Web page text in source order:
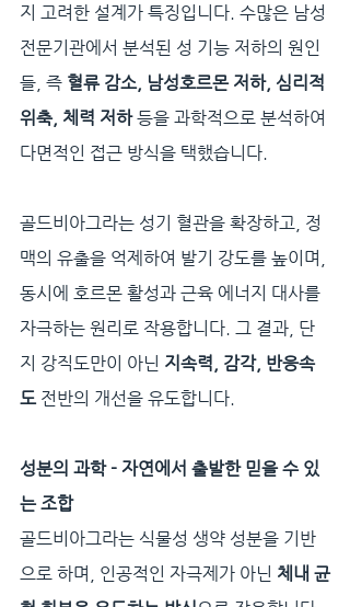
지 고려한 설계가 특징입니다. 수많은 남성
전문기관에서 분석된 성 기능 저하의 원인
들, 즉 혈류 감소, 남성호르몬 저하, 심리적
위축, 체력 저하 등을 과학적으로 분석하여
다면적인 접근 방식을 택했습니다.
골드비아그라는 성기 혈관을 확장하고, 정
맥의 유출을 억제하여 발기 강도를 높이며,
동시에 호르몬 활성과 근육 에너지 대사를
자극하는 원리로 작용합니다. 그 결과, 단
지 강직도만이 아닌 지속력, 감각, 반응속
도 전반의 개선을 유도합니다.
성분의 과학 - 자연에서 출발한 믿을 수 있
는 조합
골드비아그라는 식물성 생약 성분을 기반
으로 하며, 인공적인 자극제가 아닌 체내 균